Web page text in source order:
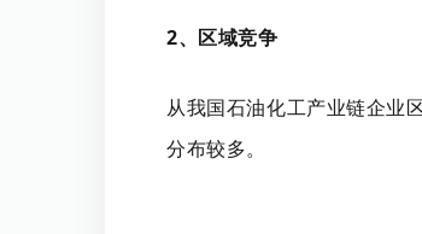
2、区域竞争
从我国石油化工产业链企业
分布较多。